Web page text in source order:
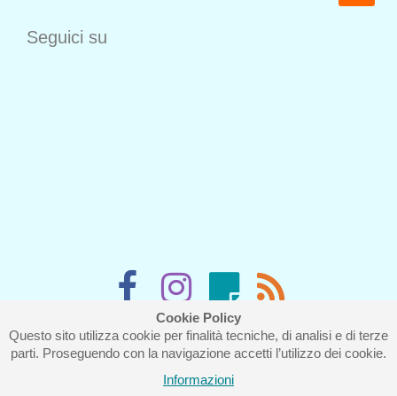
Cookie Policy
Questo sito utilizza cookie per finalità tecniche, di analisi e di terze
parti. Proseguendo con la navigazione accetti l’utilizzo dei cookie.
Informazioni
Seguici su
Iscriviti alla nostra newsletter